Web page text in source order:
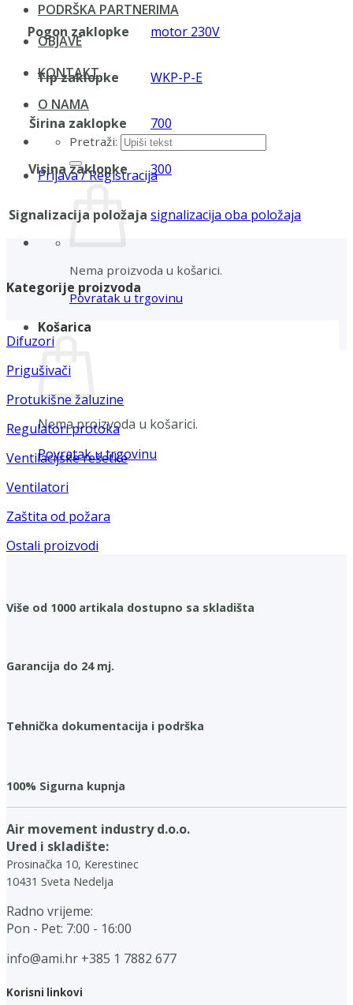
PODRŠKA PARTNERIMA
OBJAVE
KONTAKT
O NAMA
Pretraži:
Prijava / Registracija
Nema proizvoda u košarici.
Povratak u trgovinu
Košarica
Nema proizvoda u košarici.
Povratak u trgovinu
Pogon zaklopke motor 230V
Tip zaklopke WKP-P-E
Širina zaklopke 700
Visina zaklopke 300
Signalizacija položaja signalizacija oba položaja
Kategorije proizvoda
Difuzori
Prigušivači
Protukišne žaluzine
Regulatori protoka
Ventilacijske rešetke
Ventilatori
Zaštita od požara
Ostali proizvodi
Više od 1000 artikala dostupno sa skladišta
Garancija do 24 mj.
Tehnička dokumentacija i podrška
100% Sigurna kupnja
Air movement industry d.o.o.
Ured i skladište:
Prosinačka 10, Kerestinec
10431 Sveta Nedelja
Radno vrijeme:
Pon - Pet: 7:00 - 16:00
info@ami.hr +385 1 7882 677
Korisni linkovi